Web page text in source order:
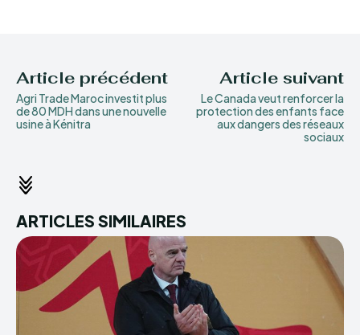
Article précédent
Agri Trade Maroc investit plus
de 80 MDH dans une nouvelle
usine à Kénitra
Article suivant
Le Canada veut renforcer la
protection des enfants face
aux dangers des réseaux
sociaux
ARTICLES SIMILAIRES